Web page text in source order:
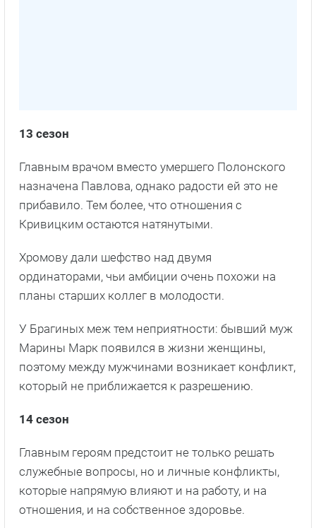
13 сезон
Главным врачом вместо умершего Полонского
назначена Павлова, однако радости ей это не
прибавило. Тем более, что отношения с
Кривицким остаются натянутыми.
Хромову дали шефство над двумя
ординаторами, чьи амбиции очень похожи на
планы старших коллег в молодости.
У Брагиных меж тем неприятности: бывший муж
Марины Марк появился в жизни женщины,
поэтому между мужчинами возникает конфликт,
который не приближается к разрешению.
14 сезон
Главным героям предстоит не только решать
служебные вопросы, но и личные конфликты,
которые напрямую влияют и на работу, и на
отношения, и на собственное здоровье.